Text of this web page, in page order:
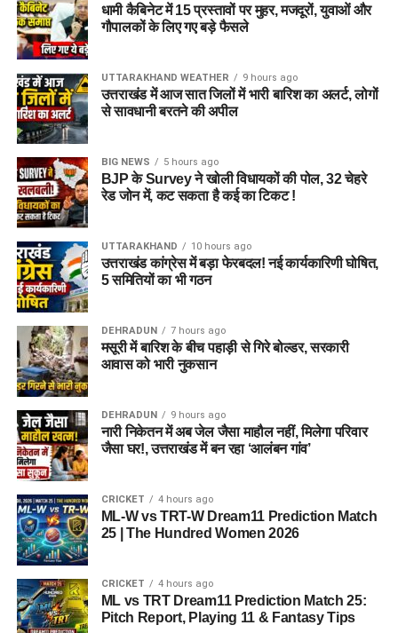
धामी कैबिनेट में 15 प्रस्तावों पर मुहर, मजदूरों, युवाओं और
गौपालकों के लिए गए बड़े फैसले
UTTARAKHAND WEATHER 9 hours ago
उत्तराखंड में आज सात जिलों में भारी बारिश का अलर्ट, लोगों
से सावधानी बरतने की अपील
BIG NEWS 5 hours ago
BJP के Survey ने खोली विधायकों की पोल, 32 चेहरे
रेड जोन में, कट सकता है कई का टिकट !
UTTARAKHAND 10 hours ago
उत्तराखंड कांग्रेस में बड़ा फेरबदल! नई कार्यकारिणी घोषित,
5 समितियों का भी गठन
DEHRADUN 7 hours ago
मसूरी में बारिश के बीच पहाड़ी से गिरे बोल्डर, सरकारी
आवास को भारी नुकसान
DEHRADUN 9 hours ago
नारी निकेतन में अब जेल जैसा माहौल नहीं, मिलेगा परिवार
जैसा घर!, उत्तराखंड में बन रहा ‘आलंबन गांव’
CRICKET 4 hours ago
ML-W vs TRT-W Dream11 Prediction Match
25 | The Hundred Women 2026
CRICKET 4 hours ago
ML vs TRT Dream11 Prediction Match 25:
Pitch Report, Playing 11 & Fantasy Tips